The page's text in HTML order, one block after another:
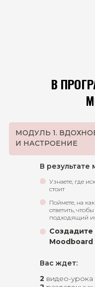
В
МОДУЛЬ 1.
И НАСТРОЕНИЕ
В результате
Узнаете, где
стоит
Moodboard
Поймете, на
ответить,
подходящий
Вас ждет:
2 видео-урока